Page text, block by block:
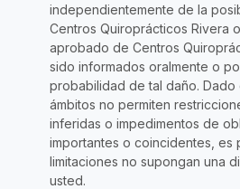
independientemente de la
Centros Quiroprácticos Rivera
aprobado de Centros
sido informados oralmente o
probabilidad de tal daño. Dado
ámbitos no permiten
inferidas o impedimentos de
importantes o coincidentes, es
limitaciones no supongan una
usted.